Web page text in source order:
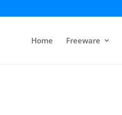
Home Freeware